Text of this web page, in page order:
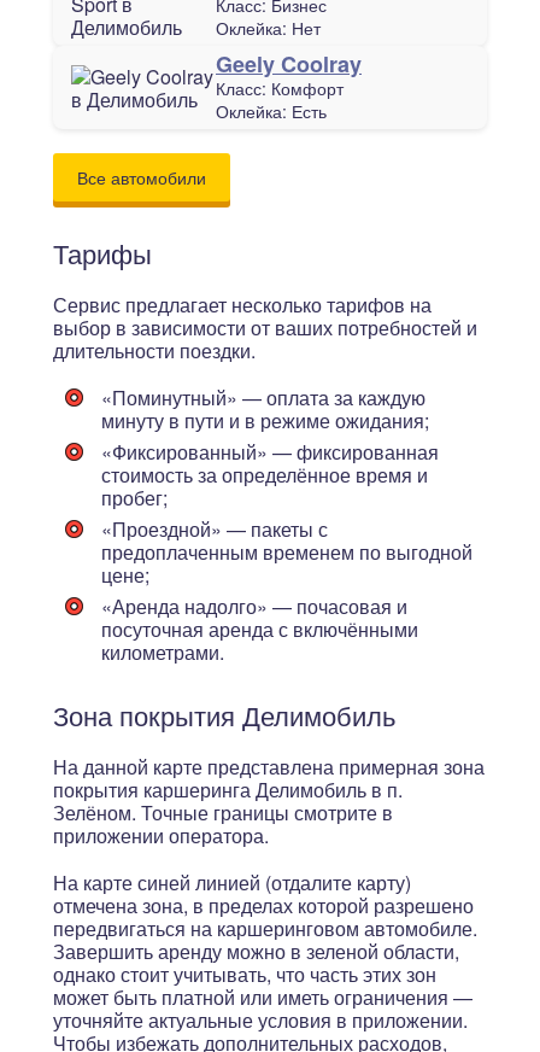
Класс: Бизнес
Оклейка: Нет
Geely Coolray
Класс: Комфорт
Оклейка: Есть
Все автомобили
Тарифы
Сервис предлагает несколько тарифов на
выбор в зависимости от ваших потребностей и
длительности поездки.
«Поминутный» — оплата за каждую
минуту в пути и в режиме ожидания;
«Фиксированный» — фиксированная
стоимость за определённое время и
пробег;
«Проездной» — пакеты с
предоплаченным временем по выгодной
цене;
«Аренда надолго» — почасовая и
посуточная аренда с включёнными
километрами.
Зона покрытия Делимобиль
На данной карте представлена примерная зона
покрытия каршеринга Делимобиль в п.
Зелёном. Точные границы смотрите в
приложении оператора.
На карте синей линией (отдалите карту)
отмечена зона, в пределах которой разрешено
передвигаться на каршеринговом автомобиле.
Завершить аренду можно в зеленой области,
однако стоит учитывать, что часть этих зон
может быть платной или иметь ограничения —
уточняйте актуальные условия в приложении.
Чтобы избежать дополнительных расходов,